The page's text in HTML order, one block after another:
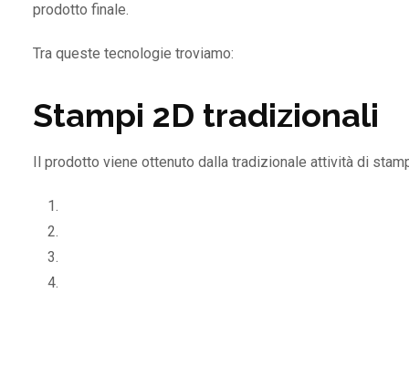
prodotto finale.
Tra queste tecnologie troviamo:
Stampi 2D tradizionali
Il prodotto viene ottenuto dalla tradizionale attività di